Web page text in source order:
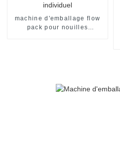
machine d'emballage flow
pack pour nouilles